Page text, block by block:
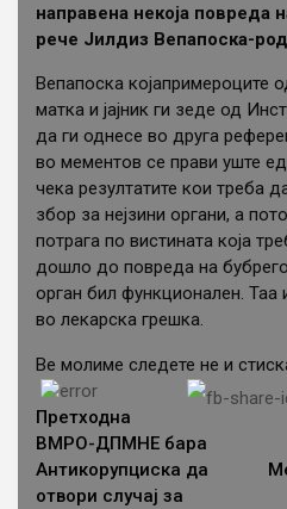
направена некоја повреда
рече Јилдиз Вепапоска-
Вепапоска којапримероците
матка и јајник ги зеде од
да ги однесе во друга
во мементов се прави уште
чека резултатите кои треба
збор за нејзини органи, а
потрага по вистината која
дошло до повреда на
орган бил функционален. Таа
во лекарска грешка.
Ве молиме следете не и
Continue
Reading
Претходна
ВМРО-ДПМНЕ бара
Антикорупциска да
отвори случај за